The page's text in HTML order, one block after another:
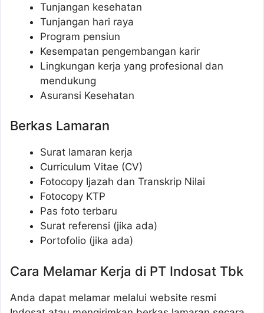
Tunjangan kesehatan
Tunjangan hari raya
Program pensiun
Kesempatan pengembangan karir
Lingkungan kerja yang profesional dan
mendukung
Asuransi Kesehatan
Berkas Lamaran
Surat lamaran kerja
Curriculum Vitae (CV)
Fotocopy Ijazah dan Transkrip Nilai
Fotocopy KTP
Pas foto terbaru
Surat referensi (jika ada)
Portofolio (jika ada)
Cara Melamar Kerja di PT Indosat Tbk
Anda dapat melamar melalui website resmi